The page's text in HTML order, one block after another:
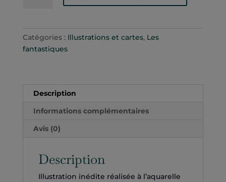
Dragon
Catégories : Illustrations et cartes, Les
fantastiques
Description
Informations complémentaires
Avis (0)
Description
Illustration inédite réalisée à l’aquarelle